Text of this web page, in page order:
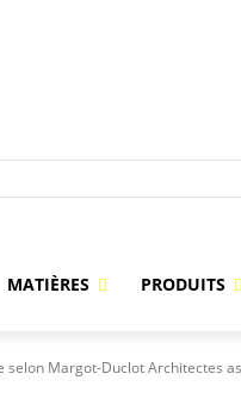
MATIÈRES PRODUITS
selon Margot-Duclot Architectes